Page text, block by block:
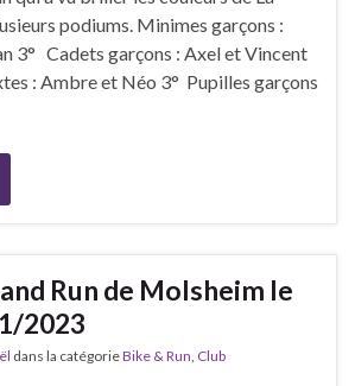
podiums. Minimes garçons :
3° Cadets garçons : Axel et Vincent
: Ambre et Néo 3° Pupilles garçons
Run de Molsheim le
2023
dans la catégorieBike & Run Club